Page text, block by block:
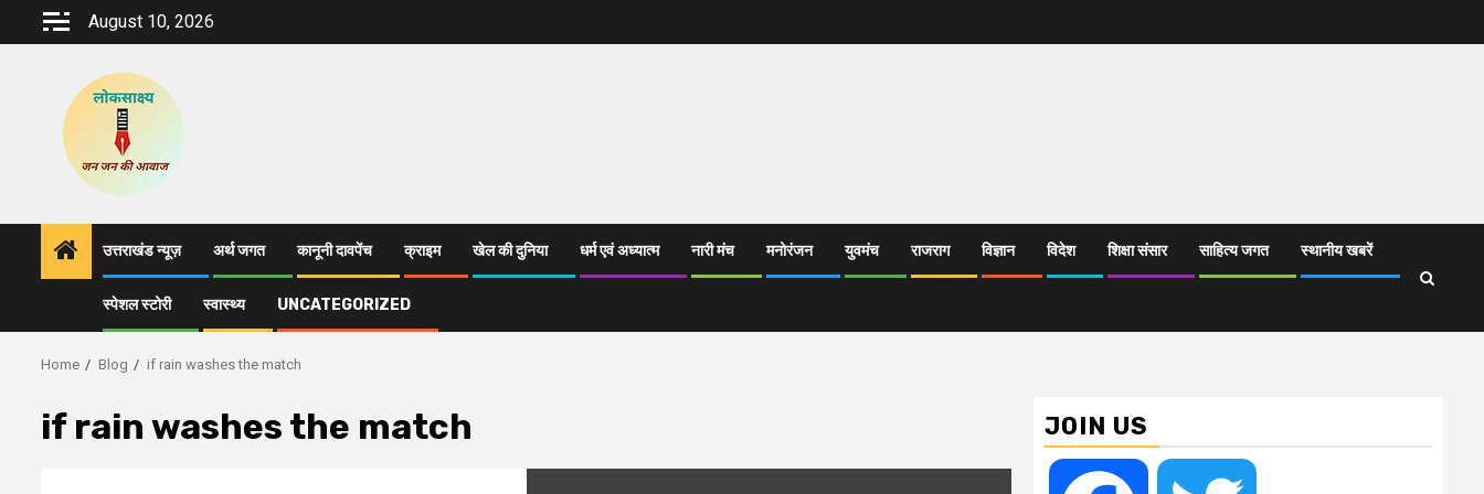
August 10, 2026
उत्तराखंड न्यूज़ अर्थ जगत कानूनी दावपेंच क्राइम खेल की दुनिया धर्म एवं अध्यात्म नारी मंच मनोरंजन युवमंच राजराग विज्ञान विदेश शिक्षा संसार साहित्य जगत स्थानीय खबरें
स्पेशल स्टोरी स्वास्थ्य UNCATEGORIZED
Home Blog if rain washes the match
if rain washes the match JOIN US